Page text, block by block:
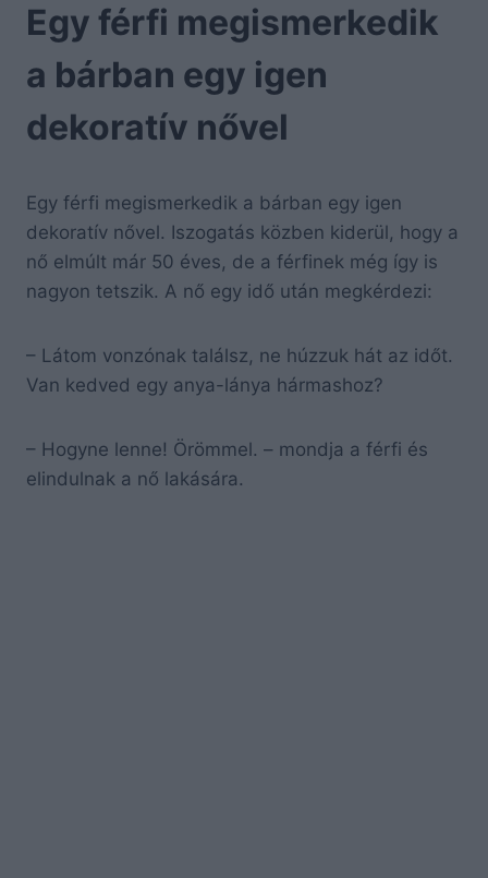
Egy férfi megismerkedik
a bárban egy igen
dekoratív nővel
Egy férfi megismerkedik a bárban egy igen
dekoratív nővel. Iszogatás közben kiderül, hogy a
nő elmúlt már 50 éves, de a férfinek még így is
nagyon tetszik. A nő egy idő után megkérdezi:
– Látom vonzónak találsz, ne húzzuk hát az időt.
Van kedved egy anya-lánya hármashoz?
– Hogyne lenne! Örömmel. – mondja a férfi és
elindulnak a nő lakására.